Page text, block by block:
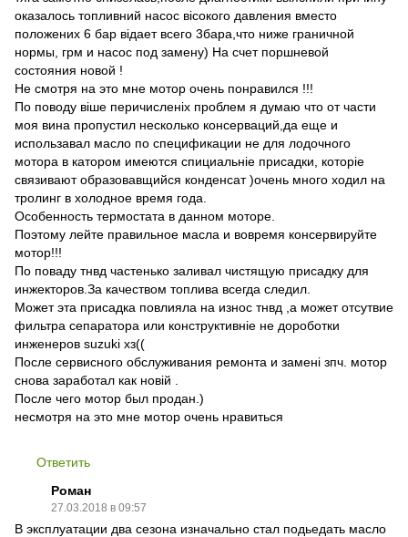
оказалось топливний насос вісокого давления вместо
положених 6 бар відает всего 3бара,что ниже граничной
нормы, грм и насос под замену) На счет поршневой
состояния новой !
Не смотря на это мне мотор очень понравился !!!
По поводу віше перичисленіх проблем я думаю что от части
моя вина пропустил несколько консерваций,да еще и
использавал масло по спецификации не для лодочного
мотора в катором имеются спициальніе присадки, которіе
связивают образовавщийся конденсат )очень много ходил на
тролинг в холодное время года.
Особенность термостата в данном моторе.
Поэтому лейте правильное масла и вовремя консервируйте
мотор!!!
По поваду тнвд частенько заливал чистящую присадку для
инжекторов.За качеством топлива всегда следил.
Может эта присадка повлияла на износ тнвд ,а может отсутвие
фильтра сепаратора или конструктивніе не дороботки
инженеров suzuki хз((
После сервисного обслуживания ремонта и замені зпч. мотор
снова заработал как новій .
После чего мотор был продан.)
несмотря на это мне мотор очень нравиться
Ответить
Роман
27.03.2018 в 09:57
В эксплуатации два сезона изначально стал подьедать масло